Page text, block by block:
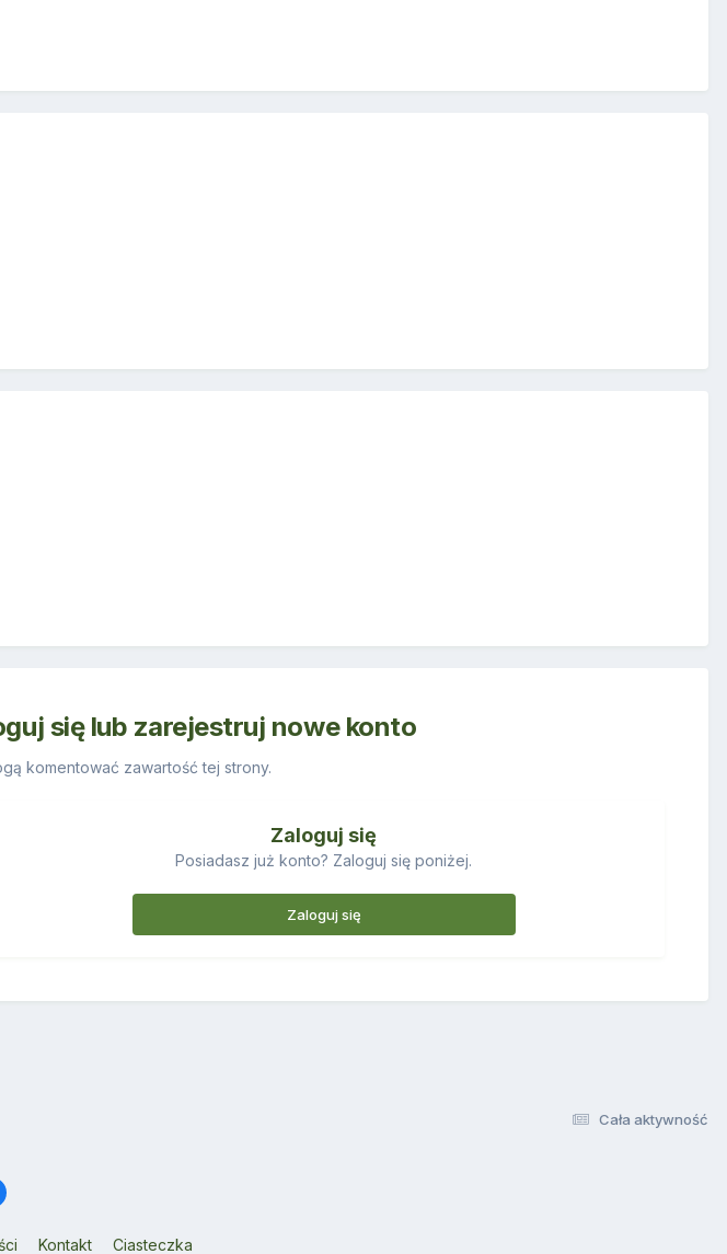
się lub zarejestruj nowe konto
komentować zawartość tej strony.
Zaloguj się
Posiadasz już konto? Zaloguj się poniżej.
Zaloguj się
Cała aktywność
Kontakt Ciasteczka